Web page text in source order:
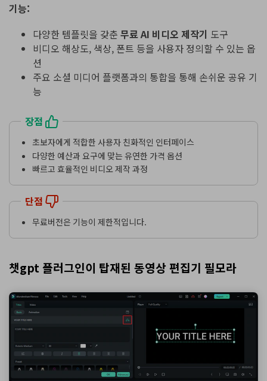
기능:
다양한 템플릿을 갖춘 무료 AI 비디오 제작기 도구
비디오 해상도, 색상, 폰트 등을 사용자 정의할 수 있는 옵
션
주요 소셜 미디어 플랫폼과의 통합을 통해 손쉬운 공유 기
능
장점
초보자에게 적합한 사용자 친화적인 인터페이스
다양한 예산과 요구에 맞는 유연한 가격 옵션
빠르고 효율적인 비디오 제작 과정
단점
무료버전은 기능이 제한적입니다.
챗gpt 플러그인이 탑재된 동영상 편집기 필모라